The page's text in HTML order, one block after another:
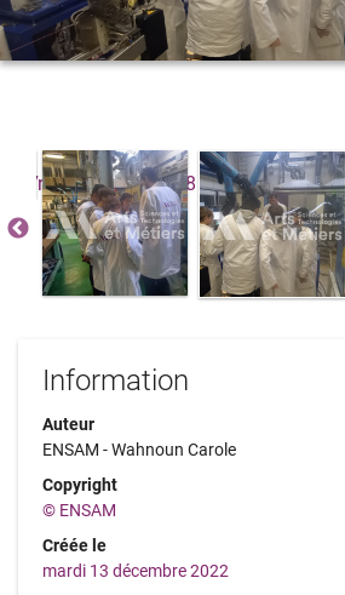
Information
Auteur
ENSAM - Wahnoun Carole
Copyright
© ENSAM
Créée le
mardi 13 décembre 2022